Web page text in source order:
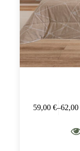
59,00 €–62,00